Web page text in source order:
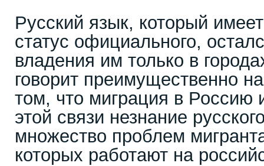
Русский язык, который
статус официального,
владения им только в
говорит преимущественно
том, что миграция в Россию
этой связи незнание
множество проблем
которых работают на